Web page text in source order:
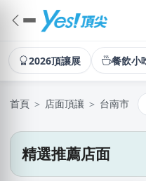
2026頂讓展 餐飲小
首頁 ＞ 店面頂讓 ＞ 台南市
精選推薦店面